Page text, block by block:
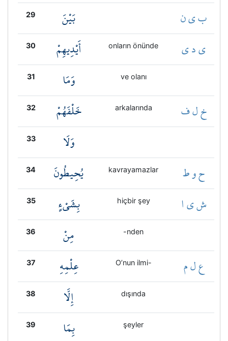
29 بَيْنَ ب ي ن
30 أَيْدِيهِمْ onların önünde ي د ي
31 وَمَا ve olanı
32 خَلْفَهُمْ arkalarında خ ل ف
33 وَلَا
34 يُحِيطُونَ kavrayamazlar ح و ط
35 بِشَيْءٍ hiçbir şey ش ي ا
36 مِنْ -nden
37 عِلْمِهِ O’nun ilmi- ع ل م
38 إِلَّا dışında
39 بِمَا şeyler